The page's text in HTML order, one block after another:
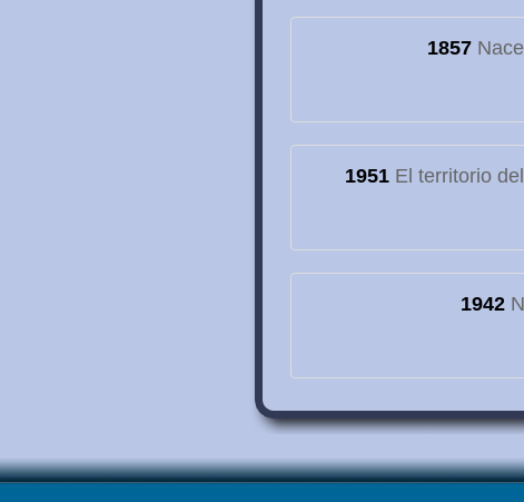
1857Nace
1951El territorio
1942